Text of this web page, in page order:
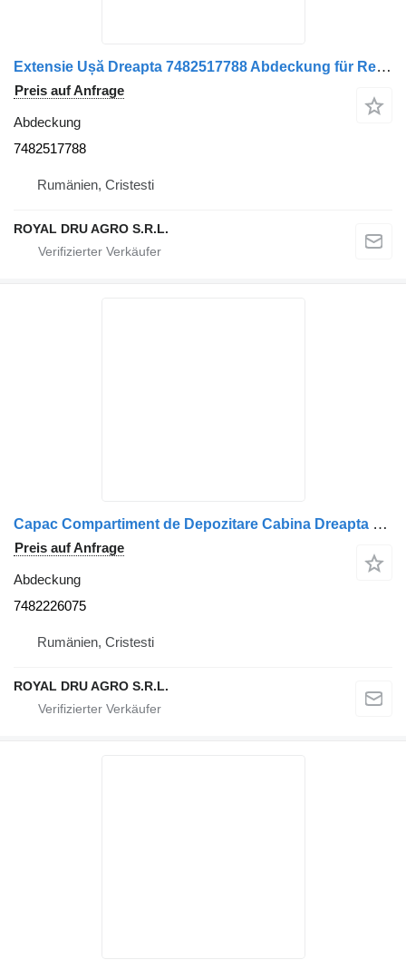
Extensie Ușă Dreapta 7482517788 Abdeckung für Renault – LKW
Preis auf Anfrage
Abdeckung
7482517788
Rumänien, Cristesti
ROYAL DRU AGRO S.R.L.
Capac Compartiment de Depozitare Cabina Dreapta 7482226075 Abdeckung für Renault – Cod / 82226075 LKW
Preis auf Anfrage
Abdeckung
7482226075
Rumänien, Cristesti
ROYAL DRU AGRO S.R.L.